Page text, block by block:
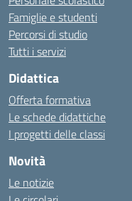
Famiglie e studenti
Percorsi di studio
Tutti i servizi
Didattica
Offerta formativa
Le schede didattiche
I progetti delle classi
Novità
Le notizie